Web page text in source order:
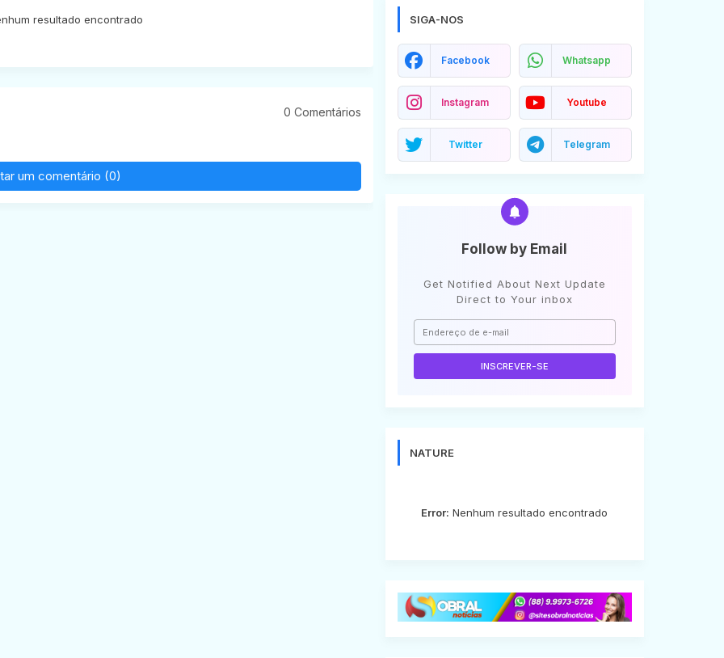
resultado encontrado
0 Comentários
um comentário (0)
SIGA-NOS
Facebook Whatsapp
Instagram Youtube
Twitter Telegram
Follow by Email
Get Notified About Next Update
Direct to Your inbox
NATURE
Error: Nenhum resultado encontrado